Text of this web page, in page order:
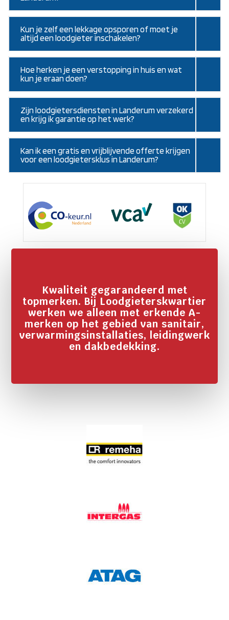
Kun je zelf een lekkage opsporen of moet je
altijd een loodgieter inschakelen?
Hoe herken je een verstopping in huis en wat
kun je eraan doen?
Zijn loodgietersdiensten in Landerum verzekerd
en krijg ik garantie op het werk?
Kan ik een gratis en vrijblijvende offerte krijgen
voor een loodgietersklus in Landerum?
Kwaliteit gegarandeerd met
topmerken. Bij Loodgieterskwartier
werken we alleen met erkende A-
merken op het gebied van sanitair,
verwarmingsinstallaties, leidingwerk
en dakbedekking.